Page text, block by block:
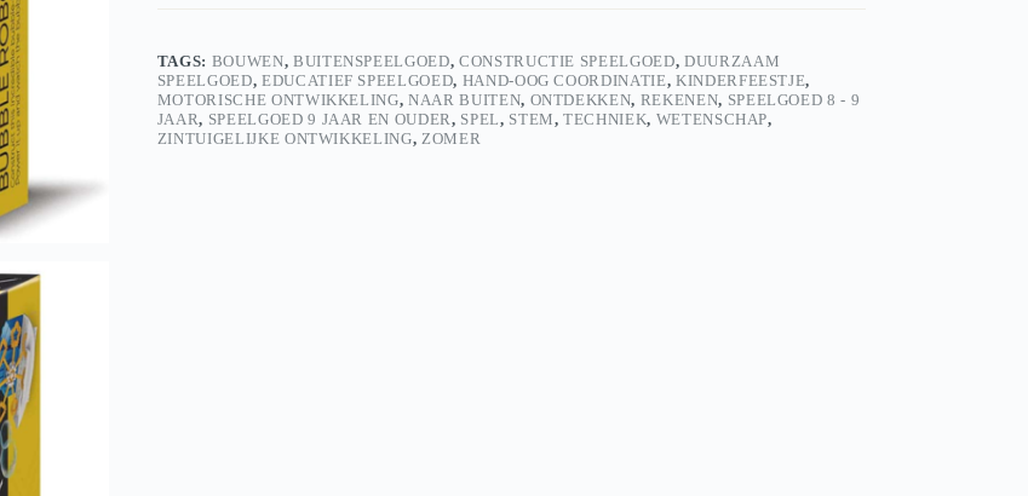
aantal
TAGS: BOUWEN, BUITENSPEELGOED, CONSTRUCTIE SPEELGOED, DUURZAAM
SPEELGOED, EDUCATIEF SPEELGOED, HAND-OOG COORDINATIE, KINDERFEESTJE,
MOTORISCHE ONTWIKKELING,NAAR BUITEN, ONTDEKKEN, REKENEN, SPEELGOED 8 - 9
JAAR, SPEELGOED 9 JAAR EN OUDER, SPEL, STEM,TECHNIEK, WETENSCHAP,
ZINTUIGELIJKE ONTWIKKELING,ZOMER